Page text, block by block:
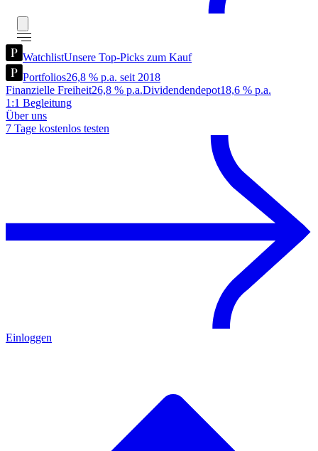
WatchlistUnsere Top-Picks zum Kauf
Portfolios26,8 % p.a. seit 2018
Finanzielle Freiheit26,8 % p.a.Dividendendepot18,6 % p.a.
1:1 Begleitung
Über uns
7 Tage kostenlos testen
Einloggen